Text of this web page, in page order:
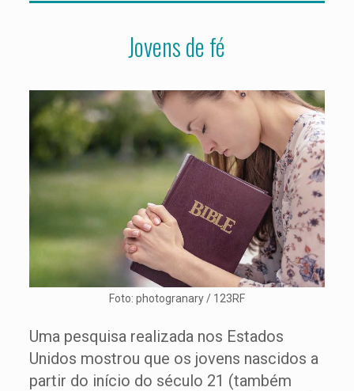
Jovens de fé
Foto: photogranary / 123RF
Uma pesquisa realizada nos Estados
Unidos mostrou que os jovens nascidos a
partir do início do século 21 (também